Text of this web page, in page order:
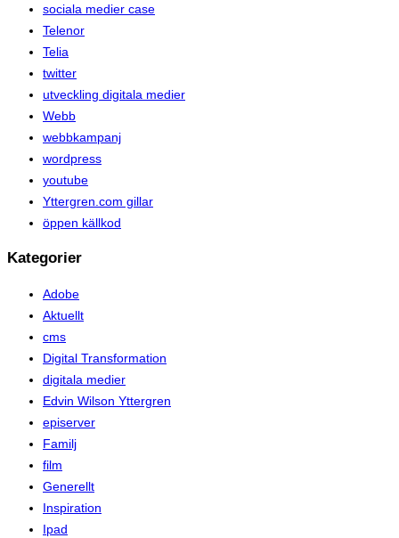
sociala medier case
Telenor
Telia
twitter
utveckling digitala medier
Webb
webbkampanj
wordpress
youtube
Yttergren.com gillar
öppen källkod
Kategorier
Adobe
Aktuellt
cms
Digital Transformation
digitala medier
Edvin Wilson Yttergren
episerver
Familj
film
Generellt
Inspiration
Ipad